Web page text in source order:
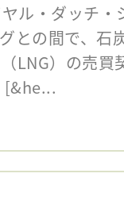
ル・ダッチ・
との間で、石
LNG）の売買
[&he...